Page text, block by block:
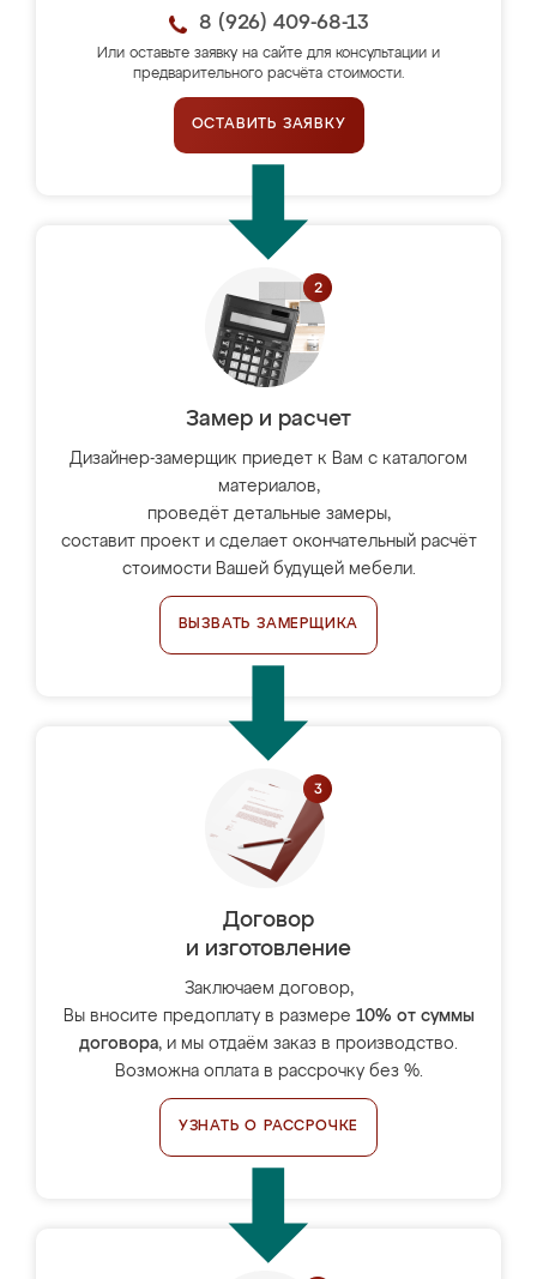
8 (926) 409-68-13
Или оставьте заявку на сайте для консультации и
предварительного расчёта стоимости.
ОСТАВИТЬ ЗАЯВКУ
Замер и расчет
Дизайнер-замерщик приедет к Вам с каталогом
материалов,
проведёт детальные замеры,
составит проект и сделает окончательный расчёт
стоимости Вашей будущей мебели.
ВЫЗВАТЬ ЗАМЕРЩИКА
Договор
и изготовление
Заключаем договор,
Вы вносите предоплату в размере 10% от суммы
договора, и мы отдаём заказ в производство.
Возможна оплата в рассрочку без %.
УЗНАТЬ О РАССРОЧКЕ